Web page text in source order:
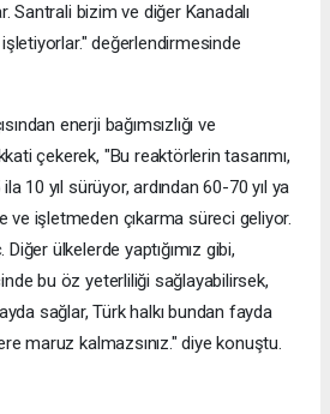
Santrali bizim ve diğer Kanadalı
değerlendirmesinde
enerji bağımsızlığı ve
çekerek, "Bu reaktörlerin tasarımı,
10 yıl sürüyor, ardından 60-70 yıl ya
ve işletmeden çıkarma süreci geliyor.
ülkelerde yaptığımız gibi,
bu öz yeterliliği sağlayabilirsek,
sağlar, Türk halkı bundan fayda
maruz kalmazsınız." diye konuştu.